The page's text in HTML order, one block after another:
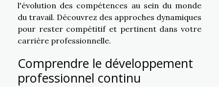
l'évolution des compétences au sein du monde
du travail. Découvrez des approches dynamiques
pour rester compétitif et pertinent dans votre
carrière professionnelle.
Comprendre le développement
professionnel continu